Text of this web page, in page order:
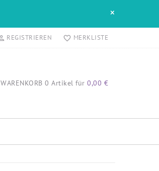
×
REGISTRIEREN MERKLISTE
WARENKORB 0 Artikel für 0,00 €